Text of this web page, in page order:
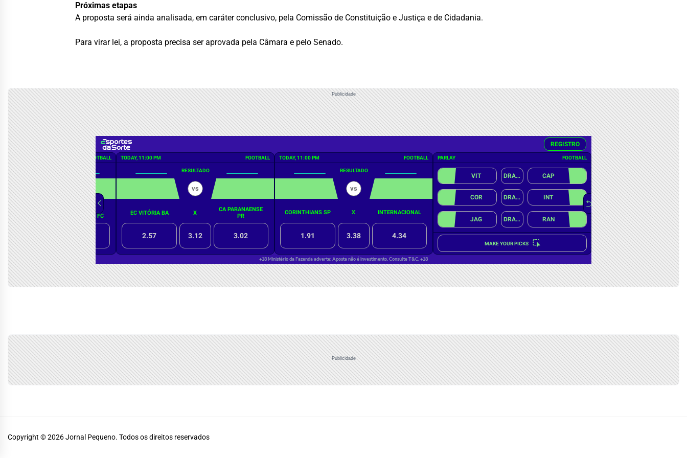
Próximas etapas
A proposta será ainda analisada, emcaráter conclusivo, pela Comissão de Constituição e Justiça e de Cidadania.
Para virar lei, a proposta precisa ser aprovada pela Câmara e pelo Senado.
Publicidade
Publicidade
Copyright © 2026Jornal Pequeno. Todos os direitos reservados